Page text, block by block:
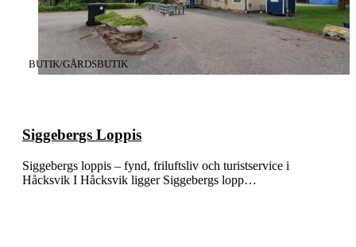
Siggebergs Loppis
KATEGORI:
BUTIK/GÅRDSBUTIK
Siggebergs loppis – fynd, friluftsliv och turistservice i
Håcksvik I Håcksvik ligger Siggebergs lopp…